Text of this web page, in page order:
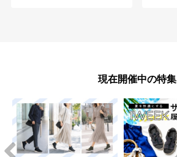
現在開催中の特集